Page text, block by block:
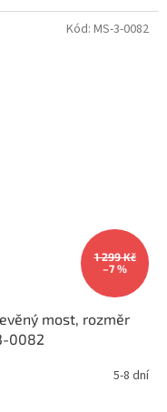
1 299 Kč
–7 %
most, rozměr
0082
5-8 dní
Kód: MS-3-0082